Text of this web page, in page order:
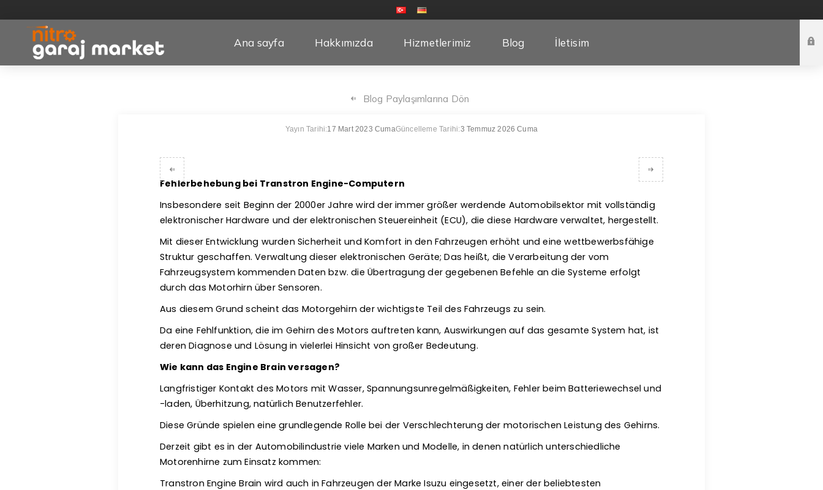
Ana sayfa Hakkımızda Hizmetlerimiz Blog İletisim
Blog Paylaşımlarına Dön
Yayın Tarihi:17 Mart 2023 CumaGüncelleme Tarihi:3 Temmuz 2026 Cuma
Fehlerbehebung bei Transtron Engine-Computern
Insbesondere seit Beginn der 2000er Jahre wird der immer größer werdende Automobilsektor mit vollständig
elektronischer Hardware und der elektronischen Steuereinheit (ECU), die diese Hardware verwaltet, hergestellt.
Mit dieser Entwicklung wurden Sicherheit und Komfort in den Fahrzeugen erhöht und eine wettbewerbsfähige
Struktur geschaffen. Verwaltung dieser elektronischen Geräte; Das heißt, die Verarbeitung der vom
Fahrzeugsystem kommenden Daten bzw. die Übertragung der gegebenen Befehle an die Systeme erfolgt
durch das Motorhirn über Sensoren.
Aus diesem Grund scheint das Motorgehirn der wichtigste Teil des Fahrzeugs zu sein.
Da eine Fehlfunktion, die im Gehirn des Motors auftreten kann, Auswirkungen auf das gesamte System hat, ist
deren Diagnose und Lösung in vielerlei Hinsicht von großer Bedeutung.
Wie kann das Engine Brain versagen?
Langfristiger Kontakt des Motors mit Wasser, Spannungsunregelmäßigkeiten, Fehler beim Batteriewechsel und
-laden, Überhitzung, natürlich Benutzerfehler.
Diese Gründe spielen eine grundlegende Rolle bei der Verschlechterung der motorischen Leistung des Gehirns.
Derzeit gibt es in der Automobilindustrie viele Marken und Modelle, in denen natürlich unterschiedliche
Motorenhirne zum Einsatz kommen:
Transtron Engine Brain wird auch in Fahrzeugen der Marke Isuzu eingesetzt, einer der beliebtesten